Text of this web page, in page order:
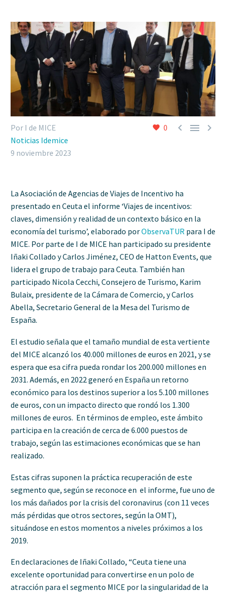
0   
Por I de MICE
Noticias Idemice
9 noviembre 2023
La Asociación de Agencias de Viajes de Incentivo ha
presentado en Ceuta el informe ‘Viajes de incentivos:
claves, dimensión y realidad de un contexto básico en la
economía del turismo’, elaborado porObservaTUR para I de
MICE. Por parte de I de MICE han participado su presidente
Iñaki Collado y Carlos Jiménez, CEO de Hatton Events, que
lidera el grupo de trabajo para Ceuta. También han
participado Nicola Cecchi, Consejero de Turismo, Karim
Bulaix, presidente de la Cámara de Comercio, y Carlos
Abella, Secretario General de la Mesa del Turismo de
España.
El estudio señala que el tamaño mundial de esta vertiente
del MICE alcanzó los 40.000 millones de euros en 2021, y se
espera que esa cifra pueda rondar los 200.000 millones en
2031. Además, en 2022 generó en España un retorno
económico para los destinos superior a los 5.100 millones
de euros, con un impacto directo que rondó los 1.300
millones de euros. En términos de empleo, este ámbito
participa en la creación de cerca de 6.000 puestos de
trabajo, según las estimaciones económicas que se han
realizado.
Estas cifras suponen la práctica recuperación de este
segmento que, según se reconoce en el informe, fue uno de
los más dañados por la crisis del coronavirus (con 11 veces
más pérdidas que otros sectores, según la OMT),
situándose en estos momentos a niveles próximos a los
2019.
En declaraciones de Iñaki Collado, “Ceuta tiene una
excelente oportunidad para convertirse en un polo de
atracción para el segmento MICE por la singularidad de la